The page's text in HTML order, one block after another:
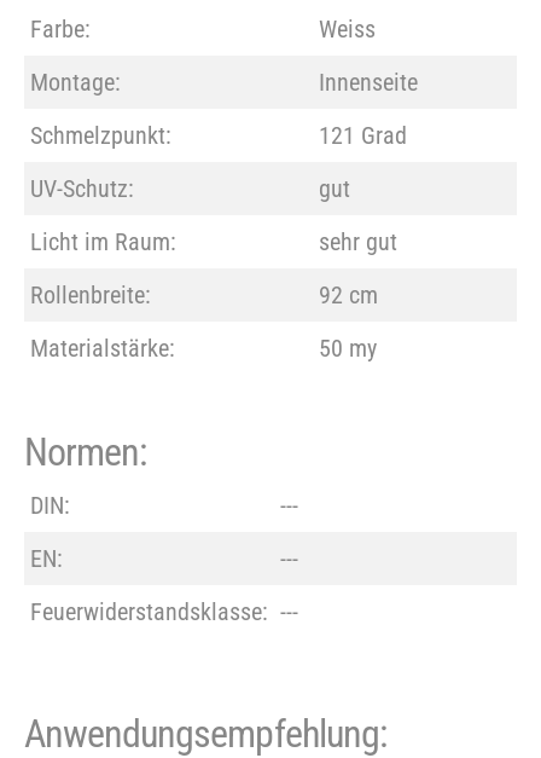
Farbe:
Weiss
Montage:
Innenseite
Schmelzpunkt:
121 Grad
UV-Schutz:
gut
Licht im Raum:
sehr gut
Rollenbreite:
92 cm
Materialstärke:
50 my
Normen:
DIN:
---
EN:
---
Feuerwiderstandsklasse: ---
Anwendungsempfehlung: